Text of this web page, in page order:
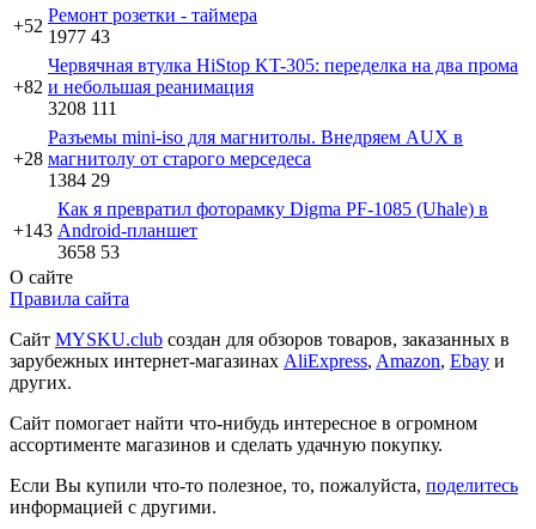
+52
Ремонт розетки - таймера
1977 43
+82
Червячная втулка HiStop KT-305: переделка на два прома
и небольшая реанимация
3208 111
+28
Разъемы mini-iso для магнитолы. Внедряем AUX в
магнитолу от старого мерседеса
1384 29
+143
Как я превратил фоторамку Digma PF-1085 (Uhale) в
Android-планшет
3658 53
О сайте
Правила сайта
Сайт MYSKU.club cоздан для обзоров товаров, заказанных в
зарубежных интернет-магазинах AliExpress, Amazon, Ebay и
других.
Сайт помогает найти что-нибудь интересное в огромном
ассортименте магазинов и сделать удачную покупку.
Если Вы купили что-то полезное, то, пожалуйста, поделитесь
информацией с другими.